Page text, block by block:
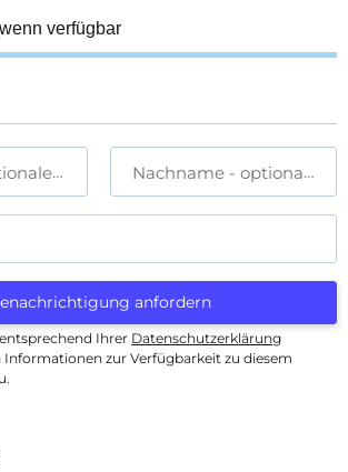
verfügbar
Angabe Nachname - optionale
anfordern
Ihrer Datenschutzerklärung
zur Verfügbarkeit zu diesem